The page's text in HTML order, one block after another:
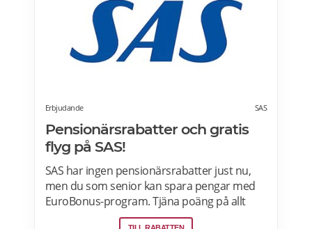
Erbjudande SAS
Pensionärsrabatter och gratis
flyg på SAS!
SAS har ingen pensionärsrabatter just nu,
men du som senior kan spara pengar med
EuroBonus-program. Tjäna poäng på allt
från flygningar till snabbmat och spendera